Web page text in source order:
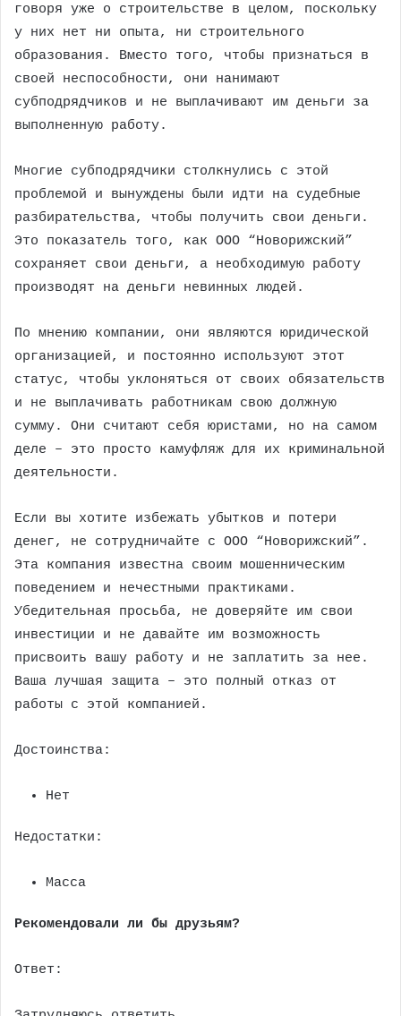
говоря уже о строительстве в целом, поскольку
у них нет ни опыта, ни строительного
образования. Вместо того, чтобы признаться в
своей неспособности, они нанимают
субподрядчиков и не выплачивают им деньги за
выполненную работу.
Многие субподрядчики столкнулись с этой
проблемой и вынуждены были идти на судебные
разбирательства, чтобы получить свои деньги.
Это показатель того, как ООО “Новорижский”
сохраняет свои деньги, а необходимую работу
производят на деньги невинных людей.
По мнению компании, они являются юридической
организацией, и постоянно используют этот
статус, чтобы уклоняться от своих обязательств
и не выплачивать работникам свою должную
сумму. Они считают себя юристами, но на самом
деле – это просто камуфляж для их криминальной
деятельности.
Если вы хотите избежать убытков и потери
денег, не сотрудничайте с ООО “Новорижский”.
Эта компания известна своим мошенническим
поведением и нечестными практиками.
Убедительная просьба, не доверяйте им свои
инвестиции и не давайте им возможность
присвоить вашу работу и не заплатить за нее.
Ваша лучшая защита – это полный отказ от
работы с этой компанией.
Достоинства:
Нет
Недостатки:
Масса
Рекомендовали ли бы друзьям?
Ответ: